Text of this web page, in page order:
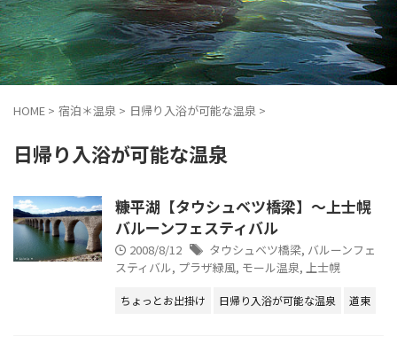
HOME > 宿泊＊温泉 > 日帰り入浴が可能な温泉 >
日帰り入浴が可能な温泉
糠平湖【タウシュベツ橋梁】～上士幌
バルーンフェスティバル
2008/8/12 タウシュベツ橋梁, バルーンフェ
スティバル, プラザ緑風, モール温泉, 上士幌
ちょっとお出掛け 日帰り入浴が可能な温泉 道東